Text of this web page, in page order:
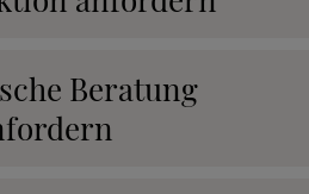
Beratung